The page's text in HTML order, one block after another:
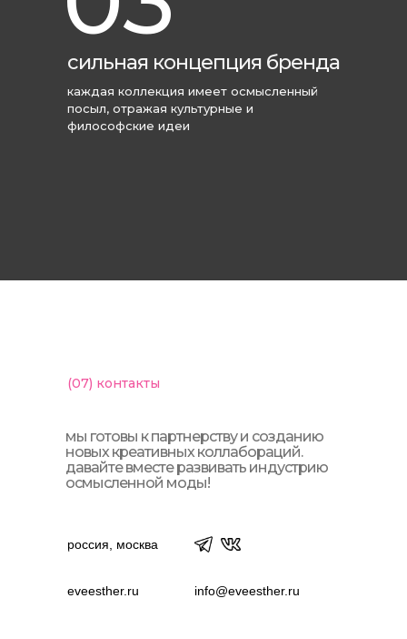
каждая коллекция имеет осмысленный
посыл, отражая культурные и
философские идеи
сильная концепция бренда
info@eveesther.ru
eveesther.ru
россия, москва
мы готовы к партнерству и созданию
новых креативных коллабораций.
давайте вместе развивать индустрию
осмысленной моды!
(07) контакты